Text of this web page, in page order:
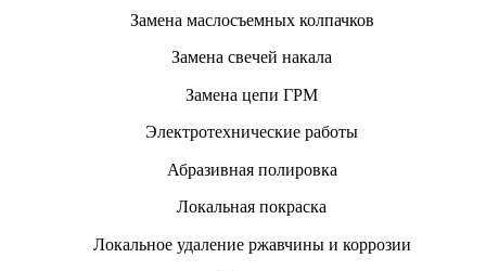
Замена маслосъемных колпачков
Замена свечей накала
Замена цепи ГРМ
Электротехнические работы
Абразивная полировка
Локальная покраска
Локальное удаление ржавчины и коррозии